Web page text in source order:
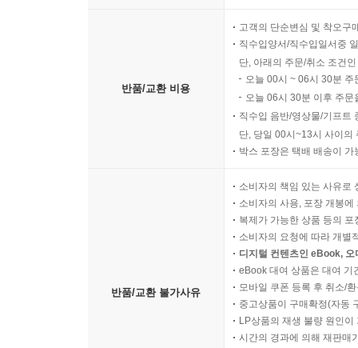
반품/교환 비용
고객의 단순변심 및 착오구
직수입양서/직수입일서중
단, 아래의 주문/취소 조건
오늘 00시 ~ 06시 30분
오늘 06시 30분 이후 주
직수입 음반/영상물/기프트
단, 당일 00시~13시 사이의
박스 포장은 택배 배송이
반품/교환 불가사유
소비자의 책임 있는 사유로
소비자의 사용, 포장 개봉
복제가 가능한 상품 등의
소비자의 요청에 따라 개별
디지털 컨텐츠인 eBook,
eBook 대여 상품은 대여 기
모바일 쿠폰 등록 후 취소/
중고상품이 구매확정(자동
LP상품의 재생 불량 원인
시간의 경과에 의해 재판매